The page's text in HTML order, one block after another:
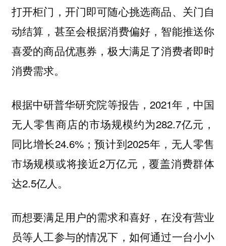
打开柜门，开门即可随心挑选商品、关门自
动结算，甚至会根据消费偏好，智能推送你
喜爱的商品优惠券，极大满足了消费者即时
消费需求。
根据中研普华研究院等报告，2021年，中国
无人零售商店的市场规模约为282.7亿元，
同比增长24.6%；预计到2025年，无人零售
市场规模或将接近2万亿元，覆盖消费群体
达2.5亿人。
而想要满足用户的需求和喜好，在没有营业
员等人工参与的情况下，如何通过一台小小